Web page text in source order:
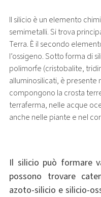
Il silicio è un elemento
semimetalli. Si trova
Terra. È il secondo
l’ossigeno. Sotto forma di
polimorfe (cristobalite,
alluminosilicati, è
compongono la crosta
terraferma, nelle acque
anche nelle piante e nel
Il silicio può formare
possono trovare
azoto-silicio e silicio-